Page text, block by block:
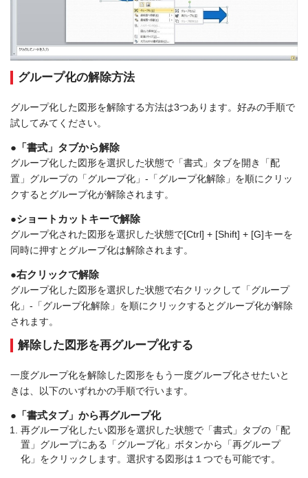
グループ化の解除方法
グループ化した図形を解除する方法は3つあります。好みの手順で
試してみてください。
●「書式」タブから解除
グループ化した図形を選択した状態で「書式」タブを開き「配
置」グループの「グループ化」-「グループ化解除」を順にクリッ
クするとグループ化が解除されます。
●ショートカットキーで解除
グループ化された図形を選択した状態で[Ctrl] + [Shift] + [G]キーを
同時に押すとグループ化は解除されます。
●右クリックで解除
グループ化した図形を選択した状態で右クリックして「グループ
化」-「グループ化解除」を順にクリックするとグループ化が解除
されます。
解除した図形を再グループ化する
一度グループ化を解除した図形をもう一度グループ化させたいと
きは、以下のいずれかの手順で行います。
●「書式タブ」から再グループ化
再グループ化したい図形を選択した状態で「書式」タブの「配
置」グループにある「グループ化」ボタンから「再グループ
化」をクリックします。選択する図形は１つでも可能です。